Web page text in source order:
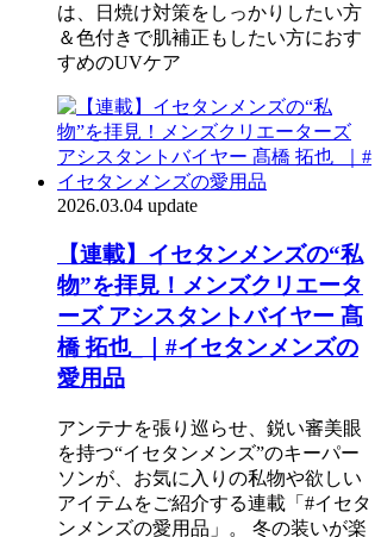
は、日焼け対策をしっかりしたい方
＆色付きで肌補正もしたい方におす
すめのUVケア
2026.03.04 update
【連載】イセタンメンズの“私
物”を拝見！メンズクリエータ
ーズ アシスタントバイヤー 髙
橋 拓也_｜#イセタンメンズの
愛用品
アンテナを張り巡らせ、鋭い審美眼
を持つ“イセタンメンズ”のキーパー
ソンが、お気に入りの私物や欲しい
アイテムをご紹介する連載「#イセタ
ンメンズの愛用品」。 冬の装いが楽